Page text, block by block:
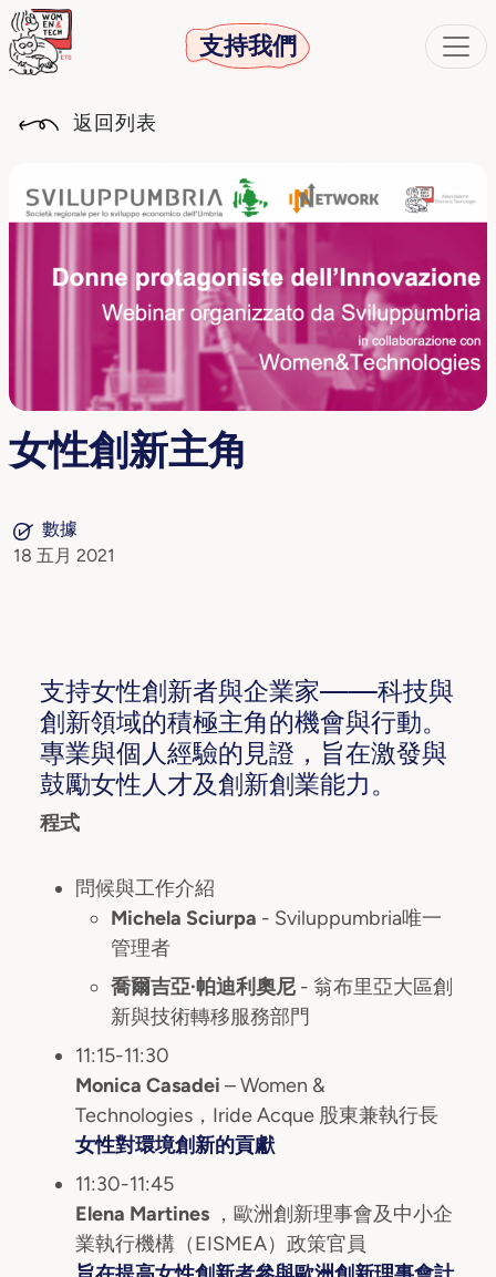
支持我們
返回列表
女性創新主角
數據
18 五月 2021
支持女性創新者與企業家——科技與
創新領域的積極主角的機會與行動。
專業與個人經驗的見證，旨在激發與
鼓勵女性人才及創新創業能力。
程式
問候與工作介紹
Michela Sciurpa - Sviluppumbria唯一
管理者
喬爾吉亞·帕迪利奧尼 - 翁布里亞大區創
新與技術轉移服務部門
11:15-11:30
Monica Casadei – Women &
Technologies，Iride Acque 股東兼執行長
女性對環境創新的貢獻
11:30-11:45
Elena Martines ，歐洲創新理事會及中小企
業執行機構（EISMEA）政策官員